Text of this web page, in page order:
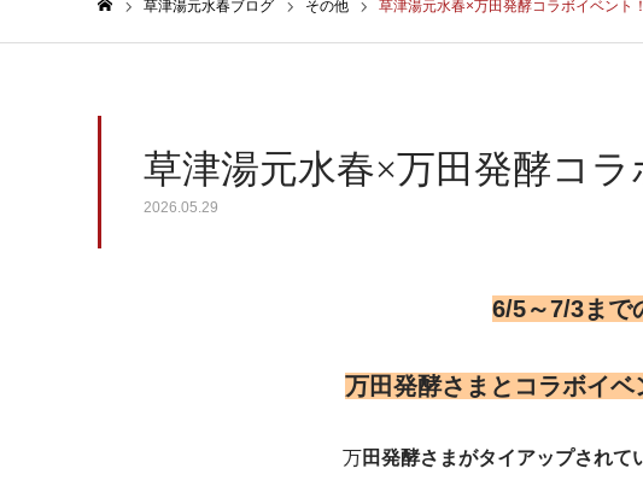
草津湯元水春ブログ その他 草津湯元水春×万田発酵コラボイベント！
草津湯元水春×万田発酵コラ
2026.05.29
6/5～7/3まで
万田発酵さまとコラボイベ
万田発酵さまがタイアップされて